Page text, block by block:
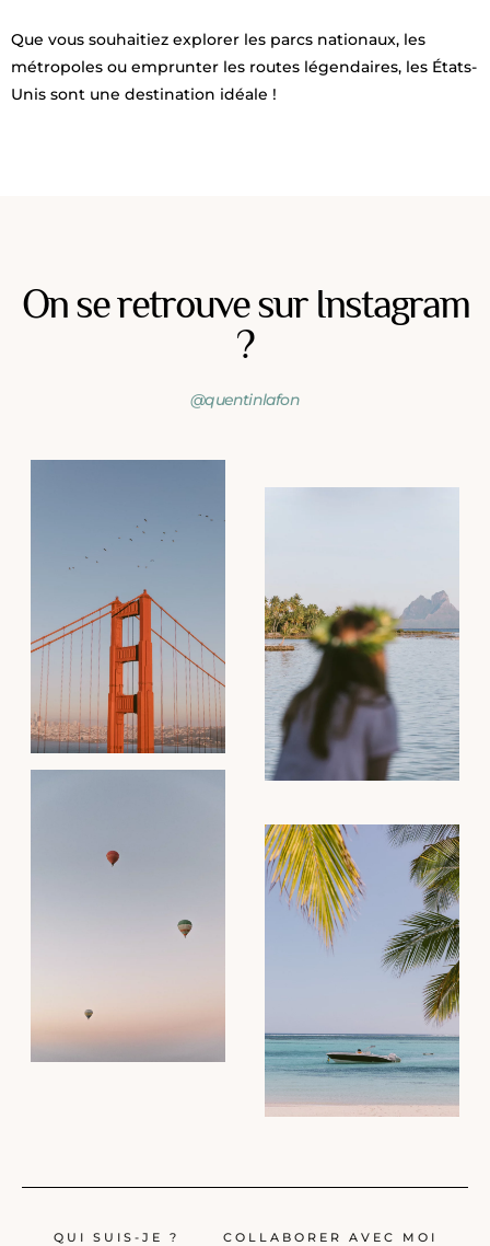
Que vous souhaitiez explorer les parcs nationaux, les
métropoles ou emprunter les routes légendaires, les États-
Unis sont une destination idéale !
On se retrouve sur Instagram
?
@quentinlafon
QUI SUIS-JE ? COLLABORER AVEC MOI